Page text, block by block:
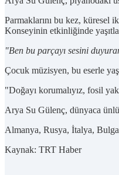
Parmaklarını bu kez, küresel
Konseyinin etkinliğinde
"Ben bu parçayı sesini
Çocuk müzisyen, bu eserle
"Doğayı korumalıyız, fosil
Arya Su Gülenç, dünyaca ünlü
Almanya, Rusya, İtalya,
Kaynak: TRT Haber